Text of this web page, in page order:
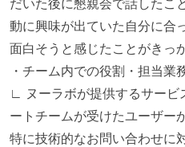
だいた後に懇親会で話したこ
動に興味が出ていた自分に合
面白そうと感じたことがきっ
・チーム内での役割・担当業
∟ ヌーラボが提供するサービ
ートチームが受けたユーザー
特に技術的なお問い合わせに